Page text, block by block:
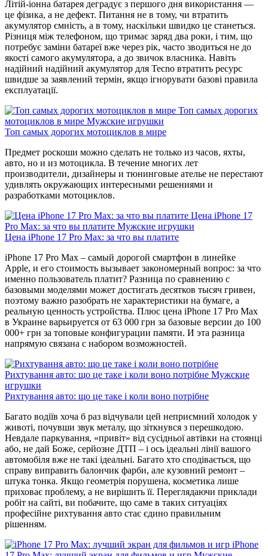
Літій-іонна батарея деградує з першого дня використання —
це фізика, а не дефект. Питання не в тому, чи втратить
акумулятор ємність, а в тому, наскільки швидко це станеться.
Різниця між телефоном, що тримає заряд два роки, і тим, що
потребує заміни батареї вже через рік, часто зводиться не до
якості самого акумулятора, а до звичок власника. Навіть
надійний надійний акумулятор для Tecno втратить ресурс
швидше за заявлений термін, якщо ігнорувати базові правила
експлуатації.
Топ самых дорогих
мотоциклов в мире Мужские игрушки
Топ самых дорогих мотоциклов в мире
Предмет роскоши можно сделать не только из часов, яхты,
авто, но и из мотоцикла. В течение многих лет
производители, дизайнеры и тюнинговые ателье не перестают
удивлять окружающих интересными решениями и
разработками мотоциклов.
Цена iPhone 17
Pro Max: за что вы платите Мужские игрушки
Цена iPhone 17 Pro Max: за что вы платите
iPhone 17 Pro Max – самый дорогой смартфон в линейке
Apple, и его стоимость вызывает закономерный вопрос: за что
именно пользователь платит? Разница по сравнению с
базовыми моделями может достигать десятков тысяч гривен,
поэтому важно разобрать не характеристики на бумаге, а
реальную ценность устройства. Плюс цена iPhone 17 Pro Max
в Украине варьируется от 63 000 грн за базовые версии до 100
000+ грн за топовые конфигурации памяти. И эта разница
напрямую связана с набором возможностей.
Рихтування авто: що це таке і коли воно потрібне Мужские
игрушки
Рихтування авто: що це таке і коли воно потрібне
Багато водіїв хоча б раз відчували цей неприємний холодок у
животі, почувши звук металу, що зіткнувся з перешкодою.
Невдале паркування, «привіт» від сусідньої автівки на стоянці
або, не дай Боже, серйозне ДТП – і ось ідеальні лінії вашого
автомобіля вже не такі ідеальні. Багато хто сподівається, що
справу виправить балончик фарби, але кузовний ремонт –
штука тонка. Якщо геометрія порушена, косметика лише
приховає проблему, а не вирішить її. Переглядаючи приклади
робіт на сайті, ви побачите, що саме в таких ситуаціях
професійне рихтування авто стає єдино правильним
рішенням.
iPhone